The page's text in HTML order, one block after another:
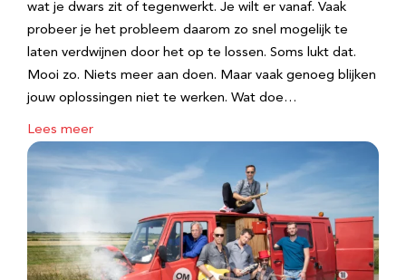
wat je dwars zit of tegenwerkt. Je wilt er vanaf. Vaak
probeer je het probleem daarom zo snel mogelijk te
laten verdwijnen door het op te lossen. Soms lukt dat.
Mooi zo. Niets meer aan doen. Maar vaak genoeg blijken
jouw oplossingen niet te werken. Wat doe…
Lees meer